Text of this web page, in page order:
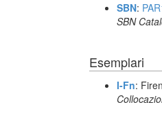
SBN:
SBN
Esemplari
I-Fn: